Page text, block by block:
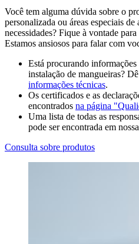
Você tem alguma dúvida sobre o
personalizada ou áreas especiais de
necessidades? Fique à vontade
Estamos ansiosos para falar com
Está procurando
instalação de mangueiras?
informações técnicas.
Os certificados e as
encontrados na página
Uma lista de todas as
pode ser encontrada em nossa
Consulta sobre produtos